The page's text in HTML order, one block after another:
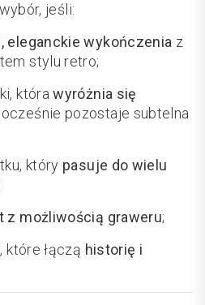
jeśli:
eleganckie wykończenia z
stylu retro;
którawyróżnia się
pozostaje subtelna
który pasuje do wielu
z możliwością graweru;
które łączą historię i